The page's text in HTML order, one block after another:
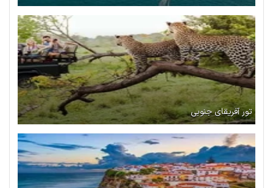
تور آفریقای جنوبی